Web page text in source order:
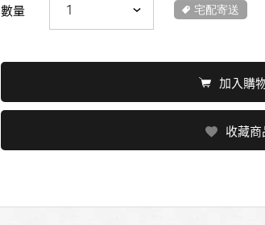
數量 宅配寄送
加入購
收藏商